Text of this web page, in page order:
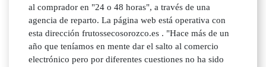
al comprador en "24 o 48 horas", a través de una
agencia de reparto. La página web está operativa con
esta dirección frutossecosorozco.es . "Hace más de un
año que teníamos en mente dar el salto al comercio
electrónico pero por diferentes cuestiones no ha sido